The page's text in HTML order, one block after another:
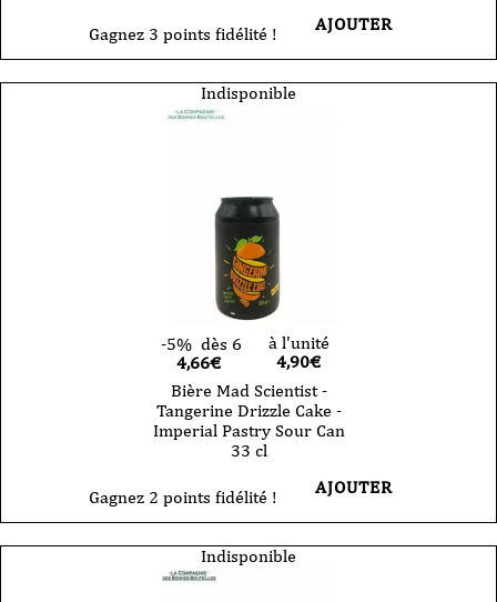
Gagnez 3 points fidélité ! AJOUTER
Indisponible
-5% dès 6
4,66€
à l'unité
4,90€
Bière Mad Scientist -
Tangerine Drizzle Cake -
Imperial Pastry Sour Can
33 cl
Gagnez 2 points fidélité ! AJOUTER
Indisponible